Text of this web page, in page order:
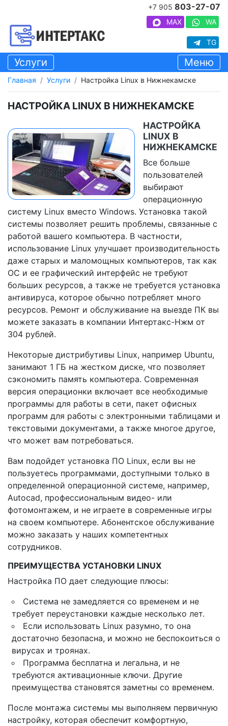
+7 905 803-27-07
MAX WA
TG
Услуги Меню
Главная Услуги Настройка Linux в Нижнекамске
НАСТРОЙКА LINUX В НИЖНЕКАМСКЕ
НАСТРОЙКА
LINUX В
НИЖНЕКАМСКЕ
Все больше
пользователей
выбирают
операционную
систему Linux вместо Windows. Установка такой
системы позволяет решить проблемы, связанные с
работой вашего компьютера. В частности,
использование Linux улучшает производительность
даже старых и маломощных компьютеров, так как
ОС и ее графический интерфейс не требуют
больших ресурсов, а также не требуется установка
антивируса, которое обычно потребляет много
ресурсов. Ремонт и обслуживание на выезде ПК вы
можете заказать в компании Интертакс-Нжм от
304 рублей.
Некоторые дистрибутивы Linux, например Ubuntu,
занимают 1 ГБ на жестком диске, что позволяет
сэкономить память компьютера. Современная
версия операционки включает все необходимые
программы для работы в сети, пакет офисных
программ для работы с электронными таблицами и
текстовыми документами, а также многое другое,
что может вам потребоваться.
Вам подойдет установка ПО Linux, если вы не
пользуетесь программами, доступными только в
определенной операционной системе, например,
Autocad, профессиональным видео- или
фотомонтажем, и не играете в современные игры
на своем компьютере. Абонентское обслуживание
можно заказать у наших компетентных
сотрудников.
ПРЕИМУЩЕСТВА УСТАНОВКИ LINUX
Настройка ПО дает следующие плюсы:
Система не замедляется со временем и не
требует переустановки каждые несколько лет.
Если использовать Linux разумно, то она
достаточно безопасна, и можно не беспокоиться о
вирусах и троянах.
Программа бесплатна и легальна, и не
требуются активационные ключи. Другие
преимущества становятся заметны со временем.
После монтажа системы мы выполняем первичную
настройку, которая обеспечит комфортную,